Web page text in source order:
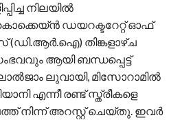
നിലയിൽ
ഡയറക്ടറേറ്റ് ഓഫ്
തിങ്കളാഴ്ച
ആയി ബന്ധപ്പെട്ട്
ലുവായി, മിസോറാമിൽ
എന്നീ രണ്ട് സ്ത്രീകളെ
നിന്ന് അറസ്റ്റ് ചെയ്തു. ഇവര്‍